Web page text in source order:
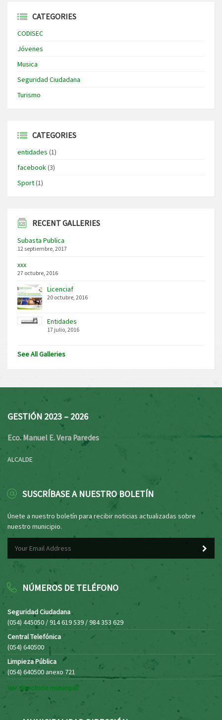
CATEGORIES
CODISEC
Jóvenes
Musica
Seguridad Ciudadana
Turismo
CATEGORIES
entidades (1)
facebook(3)
Sport(1)
RECENT GALLERIES
Subasta Publica
12 septiembre, 2017
xxx
27 octubre, 2016
Licenciaf
20 octubre, 2016
Entidades
17 julio, 2016
See All Galleries
GESTIÓN 2023 – 2026
Eco. Manuel E. Vera Paredes
ALCALDE
SUSCRÍBASE A NUESTRO BOLETÍN
Únete a nuestro boletín para recibir noticias actualizadas sobre
nuestro municipio.
NÚMEROS DE TELÉFONO
Seguridad Ciudadana
(054) 445050 / 914 619 539 / 984 353 629
Central Telefónica
(054) 640500
Limpieza Pública
(054) 640500 anexo 721
Ver directorio municipal